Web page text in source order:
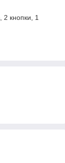
2 кнопки, 1